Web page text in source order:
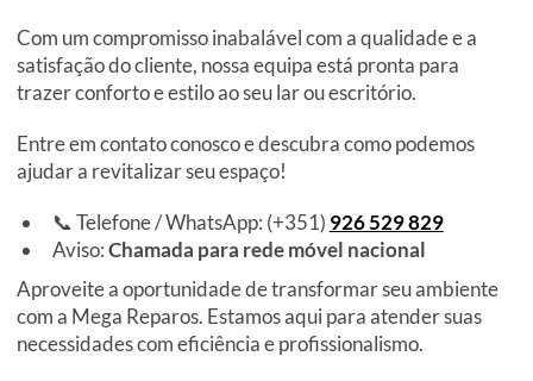
Com um compromisso inabalável com a qualidade e a
satisfação do cliente, nossa equipa está pronta para
trazer conforto e estilo ao seu lar ou escritório.
Entre em contato conosco e descubra como podemos
ajudar a revitalizar seu espaço!
📞 Telefone / WhatsApp: (+351) 926 529 829
Aviso:Chamada para rede móvel nacional
Aproveite a oportunidade de transformar seu ambiente
com a Mega Reparos. Estamos aqui para atender suas
necessidades com eficiência e profissionalismo.